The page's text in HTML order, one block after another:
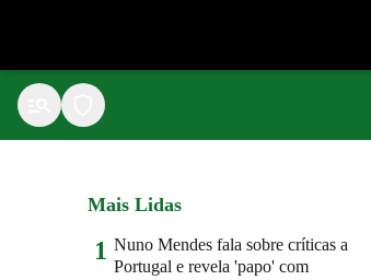
Mais Lidas
1 Nuno Mendes fala sobre críticas a
Portugal e revela 'papo' com